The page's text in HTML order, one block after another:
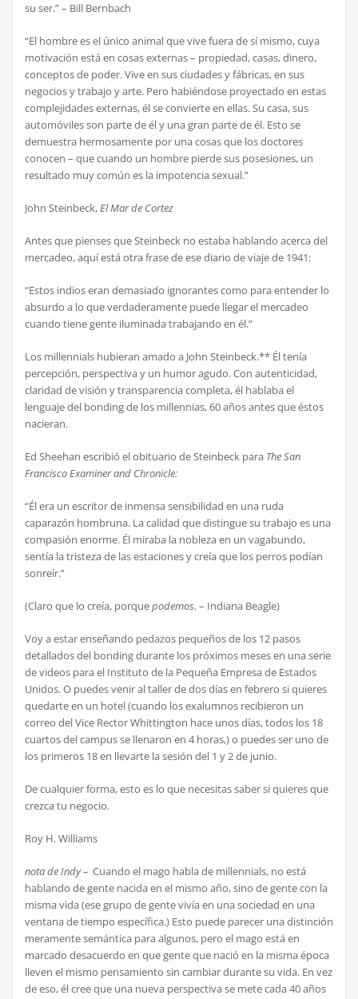
su ser.” – Bill Bernbach
“El hombre es el único animal que vive fuera de sí mismo, cuya
motivación está en cosas externas – propiedad, casas, dinero,
conceptos de poder. Vive en sus ciudades y fábricas, en sus
negocios y trabajo y arte. Pero habiéndose proyectado en estas
complejidades externas, él se convierte en ellas. Su casa, sus
automóviles son parte de él y una gran parte de él. Esto se
demuestra hermosamente por una cosas que los doctores
conocen – que cuando un hombre pierde sus posesiones, un
resultado muy común es la impotencia sexual.”
John Steinbeck,El Mar de Cortez
Antes que pienses que Steinbeck no estaba hablando acerca del
mercadeo, aquí está otra frase de ese diario de viaje de 1941:
“Estos indios eran demasiado ignorantes como para entender lo
absurdo a lo que verdaderamente puede llegar el mercadeo
cuando tiene gente iluminada trabajando en él.”
Los millennials hubieran amado a John Steinbeck.** Él tenía
percepción, perspectiva y un humor agudo. Con autenticidad,
claridad de visión y transparencia completa, él hablaba el
lenguaje del bonding de los millennias, 60 años antes que éstos
nacieran.
Ed Sheehan escribió el obituario de Steinbeck para The San
Francisco Examiner and Chronicle:
“Él era un escritor de inmensa sensibilidad en una ruda
caparazón hombruna. La calidad que distingue su trabajo es una
compasión enorme. Él miraba la nobleza en un vagabundo,
sentía la tristeza de las estaciones y creía que los perros podían
sonreír.”
(Claro que lo creía, porquepodemos. – Indiana Beagle)
Voy a estar enseñando pedazos pequeños de los 12 pasos
detallados del bonding durante los próximos meses en una serie
de videos para el Instituto de la Pequeña Empresa de Estados
Unidos. O puedes venir al taller de dos días en febrero si quieres
quedarte en un hotel (cuando los exalumnos recibieron un
correo del Vice Rector Whittington hace unos días, todos los 18
cuartos del campus se llenaron en 4 horas,) o puedes ser uno de
los primeros 18 en llevarte la sesión del 1 y 2 de junio.
De cualquier forma, esto es lo que necesitas saber si quieres que
crezca tu negocio.
Roy H. Williams
nota de Indy – Cuando el mago habla de millennials, no está
hablando de gente nacida en el mismo año, sino de gente con la
misma vida (ese grupo de gente vivía en una sociedad en una
ventana de tiempo específica.) Esto puede parecer una distinción
meramente semántica para algunos, pero el mago está en
marcado desacuerdo en que gente que nació en la misma época
lleven el mismo pensamiento sin cambiar durante su vida. En vez
de eso, él cree que una nueva perspectiva se mete cada 40 años